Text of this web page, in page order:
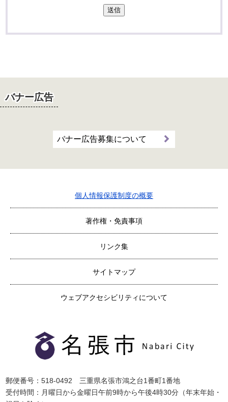
送信
バナー広告
バナー広告募集について
個人情報保護制度の概要
著作権・免責事項
リンク集
サイトマップ
ウェブアクセシビリティについて
郵便番号：518-0492 三重県名張市鴻之台1番町1番地
受付時間：月曜日から金曜日午前9時から午後4時30分（年末年始・